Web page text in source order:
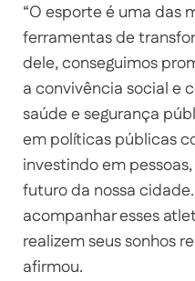
“O esporte é uma das
ferramentas de
dele, conseguimos
a convivência social e
saúde e segurança
em políticas públicas
investindo em
futuro da nossa
acompanhar esses
realizem seus sonhos
afirmou.